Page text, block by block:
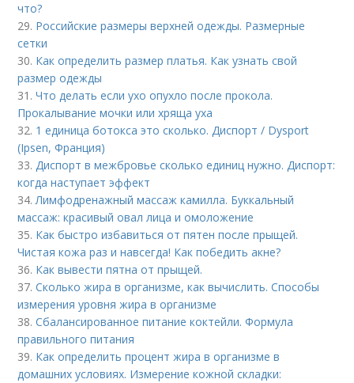
что?
29. Российские размеры верхней одежды. Размерные
сетки
30. Как определить размер платья. Как узнать свой
размер одежды
31.Что делать если ухо опухло после прокола.
Прокалывание мочки или хряща уха
32. 1 единица ботокса это сколько. Диспорт / Dysport
(Ipsen, Франция)
33.Диспорт в межбровье сколько единиц нужно. Диспорт:
когда наступает эффект
34.Лимфодренажный массаж камилла. Буккальный
массаж: красивый овал лица и омоложение
35. Как быстро избавиться от пятен после прыщей.
Чистая кожа раз и навсегда! Как победить акне?
36. Как вывести пятна от прыщей.
37.Сколько жира в организме, как вычислить. Способы
измерения уровня жира в организме
38.Сбалансированное питание коктейли. Формула
правильного питания
39. Как определить процент жира в организме в
домашних условиях. Измерение кожной складки: